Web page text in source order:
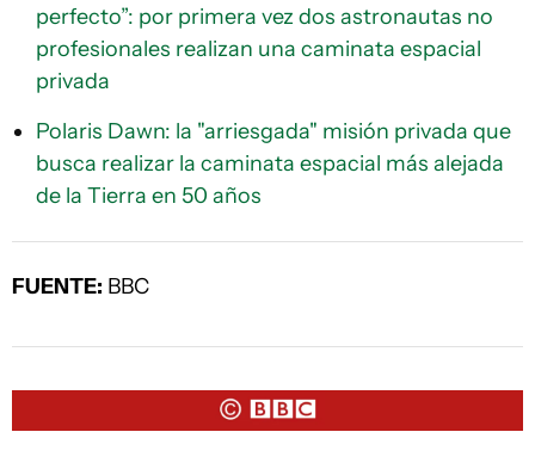
perfecto”: por primera vez dos astronautas no
profesionales realizan una caminata espacial
privada
Polaris Dawn: la "arriesgada" misión privada que
busca realizar la caminata espacial más alejada
de la Tierra en 50 años
FUENTE: BBC